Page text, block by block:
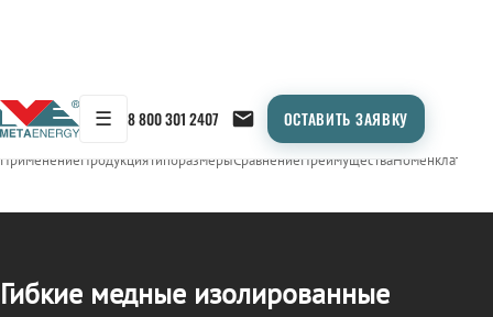
☰ 8 800 301 2407 ОСТАВИТЬ ЗАЯВКУ
← Продукция/ШМГИ
ПрименениеПродукцияТипоразмерыСравнениеПреимуществаНоменклатура
Гибкие медные изолированные